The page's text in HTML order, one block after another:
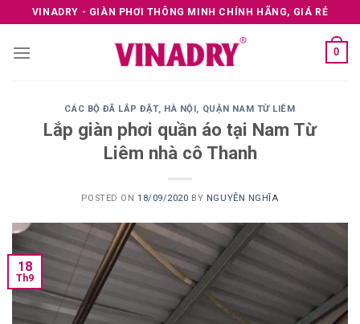
to
content
VINADRY - GIÀN PHƠI THÔNG MINH CHÍNH HÃNG, GIÁ RẺ
0
CÁC BỘ ĐÃ LẮP ĐẶT, HÀ NỘI, QUẬN NAM TỪ LIÊM
Lắp giàn phơi quần áo tại Nam Từ
Liêm nhà cô Thanh
POSTED ON 18/09/2020 BY NGUYỄN NGHĨA
18
Th9